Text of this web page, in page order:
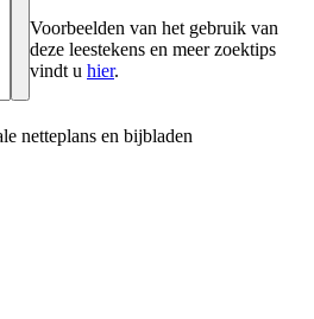
Voorbeelden van het gebruik van
deze leestekens en meer zoektips
vindt u hier.
netteplans en bijbladen